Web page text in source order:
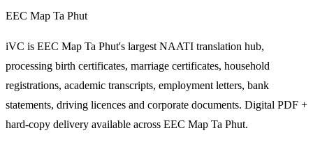
EEC Map Ta Phut
iVC is EEC Map Ta Phut's largest NAATI translation hub,
processing birth certificates, marriage certificates, household
registrations, academic transcripts, employment letters, bank
statements, driving licences and corporate documents. Digital PDF +
hard-copy delivery available across EEC Map Ta Phut.